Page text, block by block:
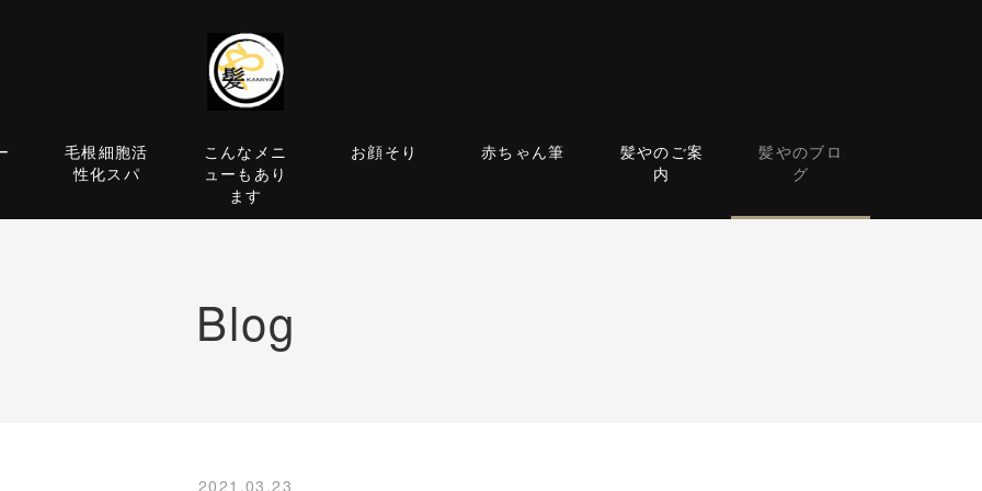
毛根細胞活
性化スパ
こんなメニ
ューもあり
ます
お顔そり 赤ちゃん筆
髪やのご案
内
髪やのブロ
グ
Blog
2021.03.23